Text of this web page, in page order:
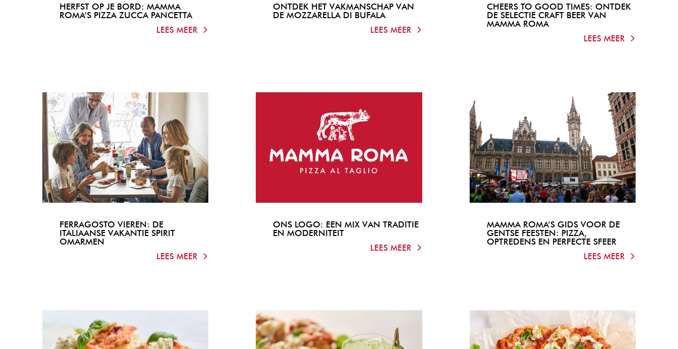
HERFST OP JE BORD: MAMMA
ROMA’S PIZZA ZUCCA PANCETTA
LEES MEER
ONTDEK HET VAKMANSCHAP VAN
DE MOZZARELLA DI BUFALA
LEES MEER
CHEERS TO GOOD TIMES: ONTDEK
DE SELECTIE CRAFT BEER VAN
MAMMA ROMA
LEES MEER
FERRAGOSTO VIEREN: DE
ITALIAANSE VAKANTIE SPIRIT
OMARMEN
LEES MEER
ONS LOGO: EEN MIX VAN TRADITIE
EN MODERNITEIT
LEES MEER
MAMMA ROMA’S GIDS VOOR DE
GENTSE FEESTEN: PIZZA,
OPTREDENS EN PERFECTE SFEER
LEES MEER